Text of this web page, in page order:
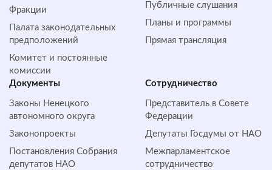
Фракции
Палата законодательных
предположений
Комитет и постоянные
комиссии
Публичные слушания
Планы и программы
Прямая трансляция
Документы
Законы Ненецкого
автономного округа
Законопроекты
Постановления Собрания
депутатов НАО
Сотрудничество
Представитель в Совете
Федерации
Депутаты Госдумы от НАО
Межпарламентское
сотрудничество